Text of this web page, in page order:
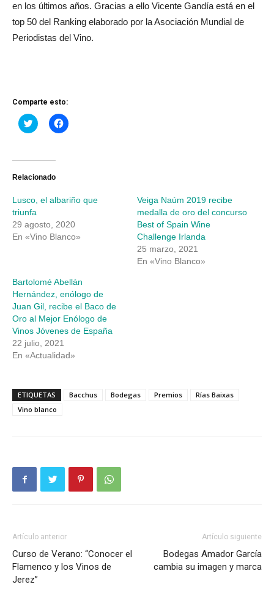
en los últimos años. Gracias a ello Vicente Gandía está en el
top 50 del Ranking elaborado por la Asociación Mundial de
Periodistas del Vino.
Comparte esto:
Haz
clic
Twitter
abre
ventana
nueva)
Haz
clic
ventana
Relacionado
Lusco, el albariño que
triunfa
29 agosto, 2020
En «Vino Blanco»
Veiga Naúm 2019 recibe
medalla de oro del concurso
Best of Spain Wine
Challenge Irlanda
25 marzo, 2021
En «Vino Blanco»
Bartolomé Abellán
Hernández, enólogo de
Juan Gil, recibe el Baco de
Oro al Mejor Enólogo de
Vinos Jóvenes de España
22 julio, 2021
En «Actualidad»
ETIQUETAS Bacchus Bodegas Premios
Rías Baixas
Vino blanco
Artículo anterior
Curso de Verano: “Conocer el
Flamenco y los Vinos de
Jerez”
Artículo siguiente
Bodegas Amador García
cambia su imagen y marca